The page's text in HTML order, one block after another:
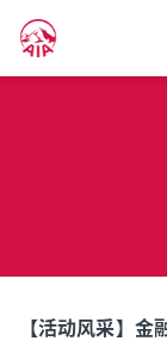
天津分
【活动风采】金